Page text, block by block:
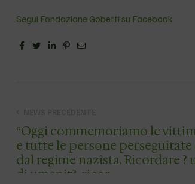
Segui Fondazione Gobetti su Facebook
FacebookTwitterLinkedinPinterest
Email
“Oggi commemoriamo le
e tutte le persone
dal regime nazista. Ricordare ?
di umanit?, ricor…